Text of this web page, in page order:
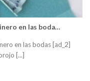
en las boda…
en las bodas [ad_2]
[...]